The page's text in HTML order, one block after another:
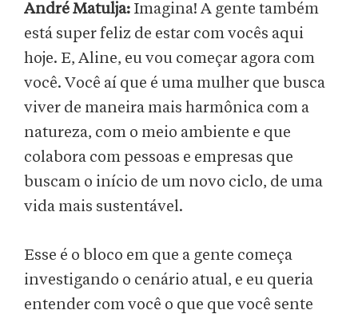
AndréMatulja: Imagina! A gente também
está super feliz de estar com vocês aqui
hoje. E, Aline, eu vou começar agora com
você. Você aí que é uma mulher que busca
viver de maneira mais harmônica com a
natureza, com o meio ambiente e que
colabora com pessoas e empresas que
buscam o início de um novo ciclo, de uma
vida mais sustentável.
Esse é o bloco em que a gente começa
investigando o cenário atual, e eu queria
entender com você o que que você sente